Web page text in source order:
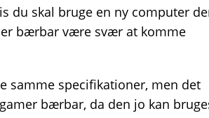
du skal bruge en ny computer
bærbar være svær at komme
samme specifikationer, men det
bærbar, da den jo kan